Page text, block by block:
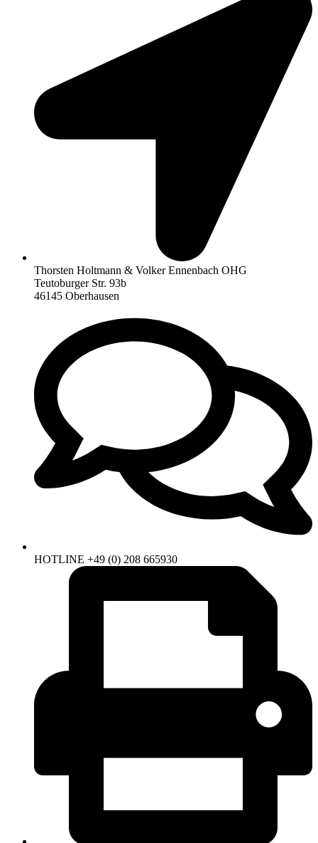
Thorsten Holtmann & Volker Ennenbach OHG
Teutoburger Str. 93b
46145 Oberhausen
HOTLINE +49 (0) 208 665930